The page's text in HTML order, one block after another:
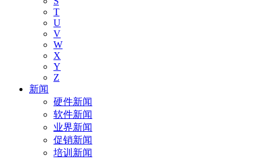
T
U
V
W
X
Y
Z
新闻
硬件新闻
软件新闻
业界新闻
促销新闻
培训新闻